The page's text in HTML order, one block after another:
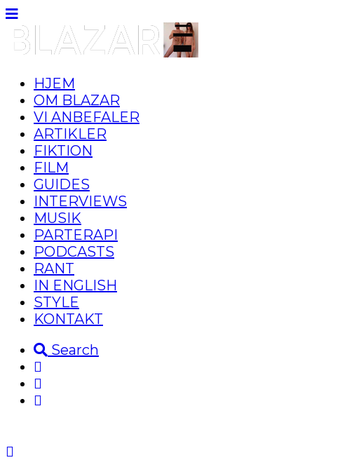
HJEM
OM BLAZAR
VI ANBEFALER
ARTIKLER
FIKTION
FILM
GUIDES
INTERVIEWS
MUSIK
PARTERAPI
PODCASTS
RANT
IN ENGLISH
STYLE
KONTAKT
Search